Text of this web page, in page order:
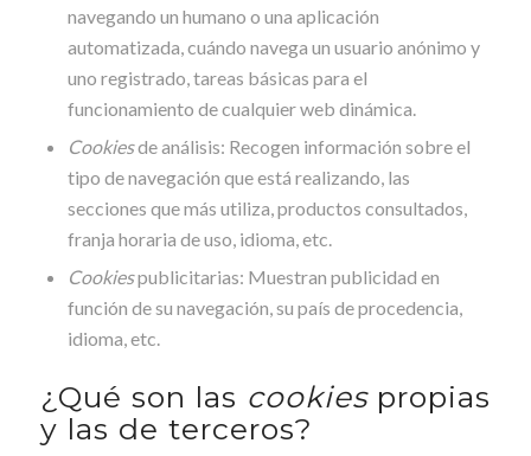
navegando un humano o una aplicación
automatizada, cuándo navega un usuario anónimo y
uno registrado, tareas básicas para el
funcionamiento de cualquier web dinámica.
Cookiesde análisis: Recogen información sobre el
tipo de navegación que está realizando, las
secciones que más utiliza, productos consultados,
franja horaria de uso, idioma, etc.
Cookiespublicitarias: Muestran publicidad en
función de su navegación, su país de procedencia,
idioma, etc.
¿Qué son las cookiespropias
y las de terceros?